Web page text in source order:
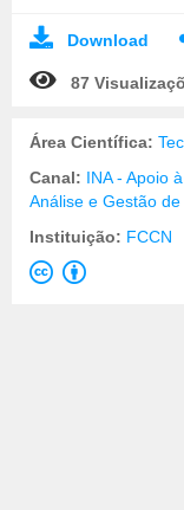
Download
87
Área Científica:
Canal: INA - Apoio
Análise e Gestão
Instituição: FCCN